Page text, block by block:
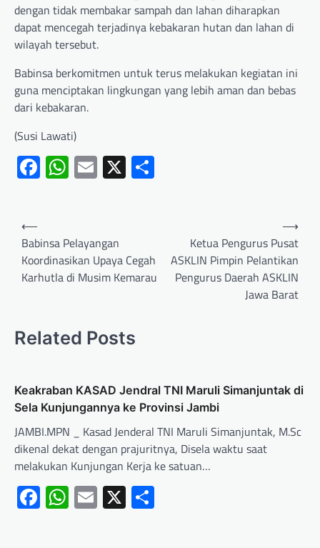
dengan tidak membakar sampah dan lahan diharapkan
dapat mencegah terjadinya kebakaran hutan dan lahan di
wilayah tersebut.
Babinsa berkomitmen untuk terus melakukan kegiatan ini
guna menciptakan lingkungan yang lebih aman dan bebas
dari kebakaran.
(Susi Lawati)
Facebook
WhatsApp
Email
X
⟵
Babinsa Pelayangan
Koordinasikan Upaya Cegah
Karhutla di Musim Kemarau
Ketua Pengurus Pusat
ASKLIN Pimpin Pelantikan
Pengurus Daerah ASKLIN
Jawa Barat
⟶
Related Posts
Keakraban KASAD Jendral TNI Maruli Simanjuntak di
Sela Kunjungannya ke Provinsi Jambi
JAMBI.MPN _ Kasad Jenderal TNI Maruli Simanjuntak, M.Sc
dikenal dekat dengan prajuritnya, Disela waktu saat
melakukan Kunjungan Kerja ke satuan…
Facebook
WhatsApp
Email
X